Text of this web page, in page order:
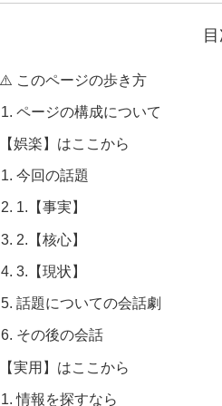
⚠️ このページの歩き方
ページの構成について
【娯楽】はここから
今回の話題
1.【事実】
2.【核心】
3.【現状】
話題についての会話劇
その後の会話
【実用】はここから
情報を探すなら